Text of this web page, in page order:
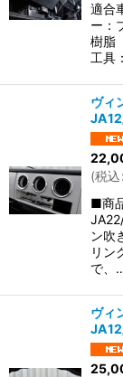
適合
ー
樹脂
工具
ヴィ
(税込:
■商
ン吹
リン
で、
ヴィ